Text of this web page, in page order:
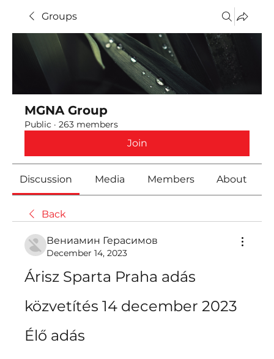
Groups
MGNA Group
Public · 263 members
Join
Discussion Media Members About
Back
Вениамин Герасимов
December 14, 2023
Árisz Sparta Praha adás
közvetítés 14 december 2023
Élő adás